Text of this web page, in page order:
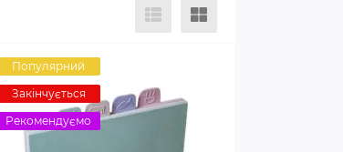
Популярний
Закінчується
Рекомендуємо